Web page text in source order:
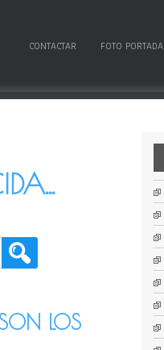
CONTACTAR FOTO PORTADA
SON LOS